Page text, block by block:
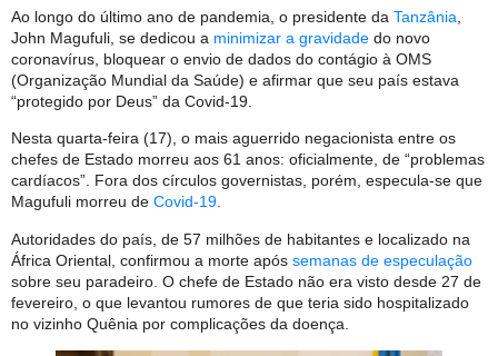
Ao longo do último ano de pandemia, o presidente da Tanzânia
John Magufuli, se dedicou a minimizar a gravidade do novo
coronavírus, bloquear o envio de dados do contágio à OMS
(Organização Mundial da Saúde) e afirmar que seu país estava
“protegido por Deus” da Covid-19.
Nesta quarta-feira (17), o mais aguerrido negacionista entre os
chefes de Estado morreu aos 61 anos: oficialmente, de “problemas
cardíacos”. Fora dos círculos governistas, porém, especula-se que
Magufuli morreu de Covid-19.
Autoridades do país, de 57 milhões de habitantes e localizado na
África Oriental, confirmou a morte após semanas de especulação
sobre seu paradeiro. O chefe de Estado não era visto desde 27 de
fevereiro, o que levantou rumores de que teria sido hospitalizado
no vizinho Quênia por complicações da doença.